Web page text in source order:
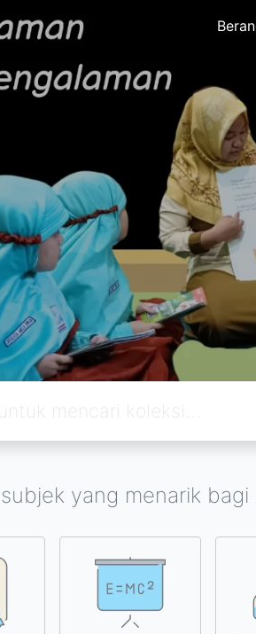
yang menarik bagi